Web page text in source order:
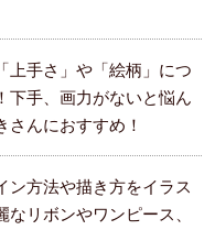
上手さ」や「絵柄」につ
下手、画力がないと悩ん
さんにおすすめ！
ン方法や描き方をイラス
なリボンやワンピース、